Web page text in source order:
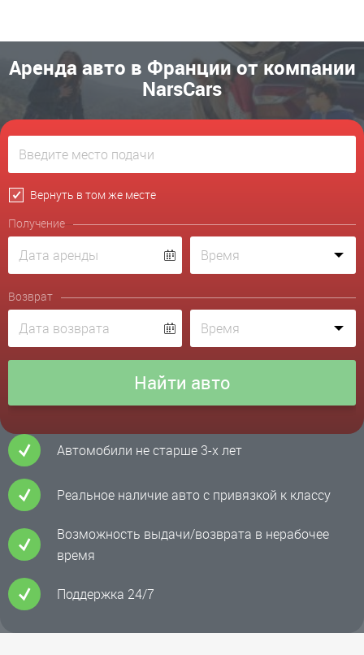
Аренда авто в Франции от компании
NarsCars
Вернуть в том же месте
Получение
Возврат
Автомобили не старше 3-х лет
Реальное наличие авто с привязкой к классу
Возможность выдачи/возврата в нерабочее
время
Поддержка 24/7